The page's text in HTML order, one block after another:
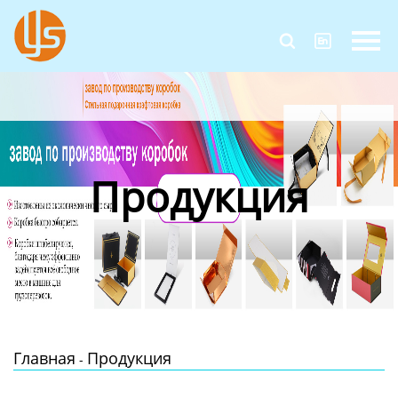
 
Главная
Продукция
О Нас
Контакты Продукция
Главная - Продукция